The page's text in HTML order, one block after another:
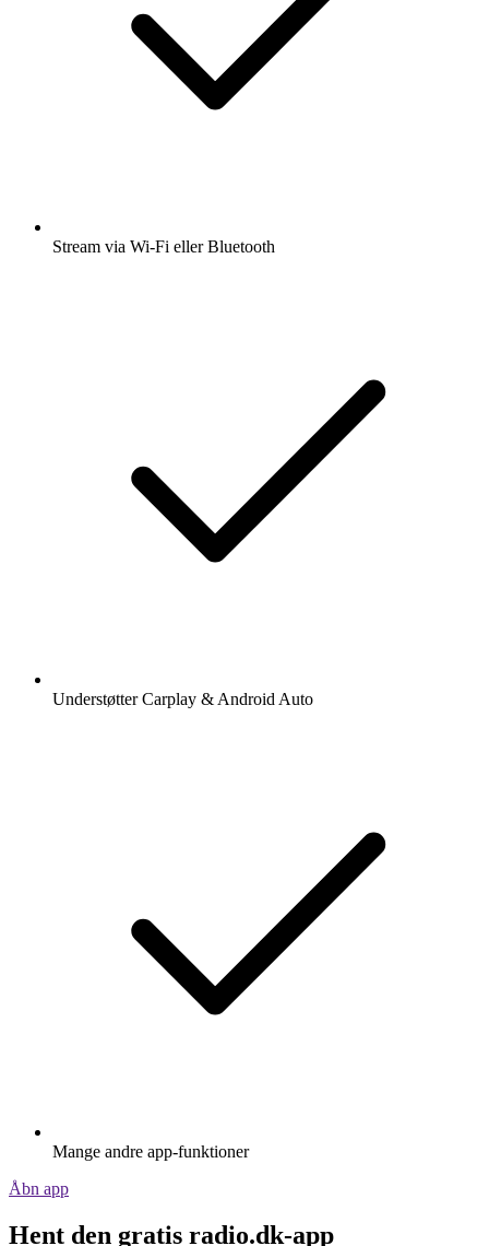
Stream via Wi-Fi eller Bluetooth
Understøtter Carplay & Android Auto
Mange andre app-funktioner
Åbn app
Hent den gratis radio.dk-app